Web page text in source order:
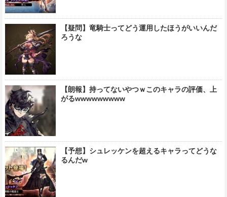
【疑問】竜騎士ってどう運用したほうがいいんだ
ろうな
【朗報】持ってないやつｗこのキャラの評価、上
がるwwwwwwwww
【予想】シュレッケンを超えるキャラってどうな
るんだw